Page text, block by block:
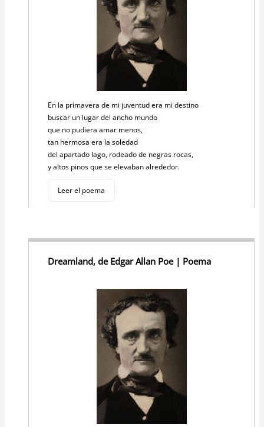
En la primavera de mi juventud era mi destino
buscar un lugar del ancho mundo
que no pudiera amar menos,
tan hermosa era la soledad
del apartado lago, rodeado de negras rocas,
y altos pinos que se elevaban alrededor.
Leer el poema
Dreamland, de Edgar Allan Poe | Poema